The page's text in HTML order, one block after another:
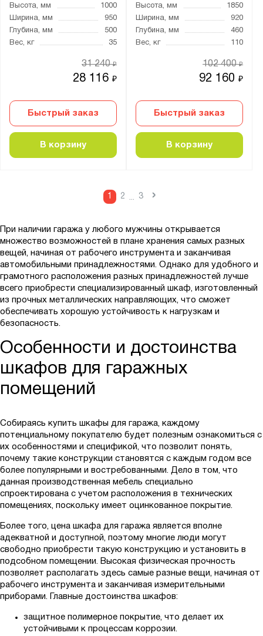
Высота, мм
1000
Ширина, мм
950
Глубина, мм
500
Вес, кг
35
28 116₽
31 240₽
Быстрый заказ
В корзину
Высота, мм
1850
Ширина, мм
920
Глубина, мм
460
Вес, кг
110
92 160₽
102 400₽
Быстрый заказ
В корзину
1 2 ... 3 ›
При наличии гаража у любого мужчины открывается
множество возможностей в плане хранения самых разных
вещей, начиная от рабочего инструмента и заканчивая
автомобильными принадлежностями. Однако для удобного и
грамотного расположения разных принадлежностей лучше
всего приобрести специализированный шкаф, изготовленный
из прочных металлических направляющих, что сможет
обеспечивать хорошую устойчивость к нагрузкам и
безопасность.
Особенности и достоинства
шкафов для гаражных
помещений
Собираясь купить шкафы для гаража, каждому
потенциальному покупателю будет полезным ознакомиться с
их особенностями и спецификой, что позволит понять,
почему такие конструкции становятся с каждым годом все
более популярными и востребованными. Дело в том, что
данная производственная мебель специально
спроектирована с учетом расположения в технических
помещениях, поскольку имеет оцинкованное покрытие.
Более того, цена шкафа для гаража является вполне
адекватной и доступной, поэтому многие люди могут
свободно приобрести такую конструкцию и установить в
подсобном помещении. Высокая физическая прочность
позволяет располагать здесь самые разные вещи, начиная от
рабочего инструмента и заканчивая измерительными
приборами. Главные достоинства шкафов:
защитное полимерное покрытие, что делает их
устойчивыми к процессам коррозии.